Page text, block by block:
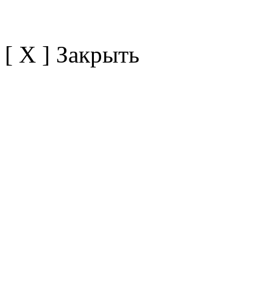
[ X ] Закрыть